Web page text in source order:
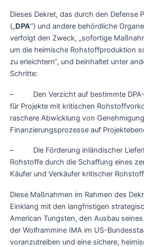
Dieses Dekret, das durch den Defense
(„DPA“) und andere behördliche
verfolgt den Zweck, „sofortige
um die heimische Rohstoffproduktion
zu erleichtern“, und beinhaltet unter
Schritte:
– Den Verzicht auf bestimmte DPA-
für Projekte mit kritischen
raschere Abwicklung von
Finanzierungsprozesse auf
– Die Förderung inländischer
Rohstoffe durch die Schaffung eines
Käufer und Verkäufer kritischer
Diese Maßnahmen im Rahmen des
Einklang mit den langfristigen
American Tungsten, den Ausbau
der Wolframmine IMA im US-
voranzutreiben und eine sichere,